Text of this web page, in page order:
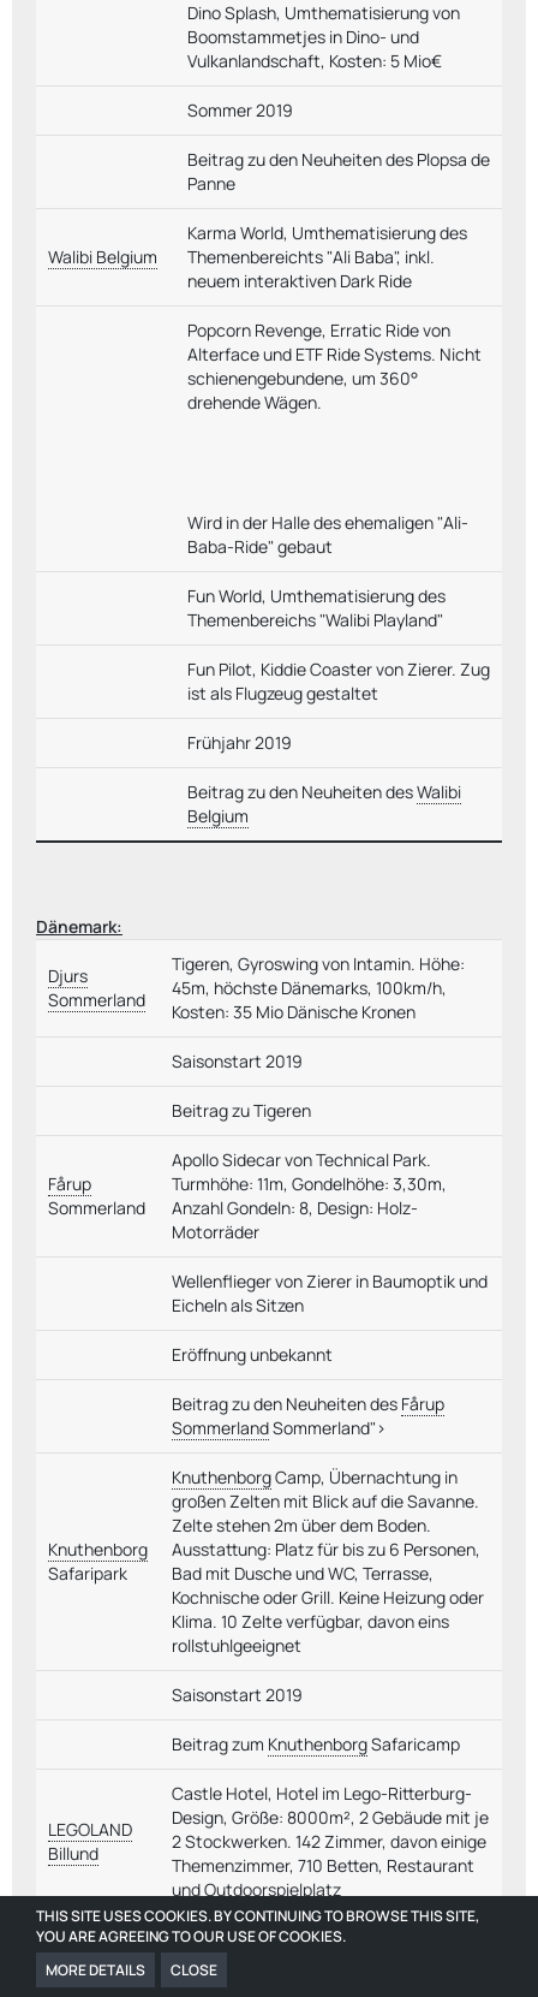
Dino Splash, Umthematisierung von
Boomstammetjes in Dino- und
Vulkanlandschaft, Kosten: 5 Mio€
Sommer 2019
Beitrag zu den Neuheiten des Plopsa de
Panne
Walibi Belgium
Karma World, Umthematisierung des
Themenbereichts "Ali Baba", inkl.
neuem interaktiven Dark Ride
Popcorn Revenge, Erratic Ride von
Alterface und ETF Ride Systems. Nicht
schienengebundene, um 360°
drehende Wägen.
Wird in der Halle des ehemaligen "Ali-
Baba-Ride" gebaut
Fun World, Umthematisierung des
Themenbereichs "Walibi Playland"
Fun Pilot, Kiddie Coaster von Zierer. Zug
ist als Flugzeug gestaltet
Frühjahr 2019
Beitrag zu den Neuheiten desWalibi
Belgium
Dänemark:
Djurs
Sommerland
Tigeren, Gyroswing von Intamin. Höhe:
45m, höchste Dänemarks, 100km/h,
Kosten: 35 Mio Dänische Kronen
Saisonstart 2019
Beitrag zu Tigeren
Fårup
Sommerland
Apollo Sidecar von Technical Park.
Turmhöhe: 11m, Gondelhöhe: 3,30m,
Anzahl Gondeln: 8, Design: Holz-
Motorräder
Wellenflieger von Zierer in Baumoptik und
Eicheln als Sitzen
Eröffnung unbekannt
Beitrag zu den Neuheiten des Fårup
SommerlandSommerland">
Knuthenborg
Safaripark
KnuthenborgCamp, Übernachtung in
großen Zelten mit Blick auf die Savanne.
Zelte stehen 2m über dem Boden.
Ausstattung: Platz für bis zu 6 Personen,
Bad mit Dusche und WC, Terrasse,
Kochnische oder Grill. Keine Heizung oder
Klima. 10 Zelte verfügbar, davon eins
rollstuhlgeeignet
Saisonstart 2019
Beitrag zum KnuthenborgSafaricamp
LEGOLAND
Billund
Castle Hotel, Hotel im Lego-Ritterburg-
Design, Größe: 8000m², 2 Gebäude mit je
2 Stockwerken. 142 Zimmer, davon einige
Themenzimmer, 710 Betten, Restaurant
und Outdoorspielplatz
Saisonstart 2019
Battle of The Brick, neue Rittershow
THIS SITE USES COOKIES. BY CONTINUING TO BROWSE THIS SITE,
YOU ARE AGREEING TO OUR USE OF COOKIES.
MORE DETAILS
CLOSE